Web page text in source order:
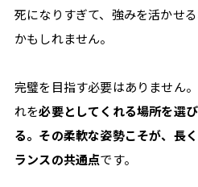
死になりすぎて、強みを活かせ
かもしれません。
完璧を目指す必要はありません
れを必要としてくれる場所を選
る。その柔軟な姿勢こそが、長
ランスの共通点です。